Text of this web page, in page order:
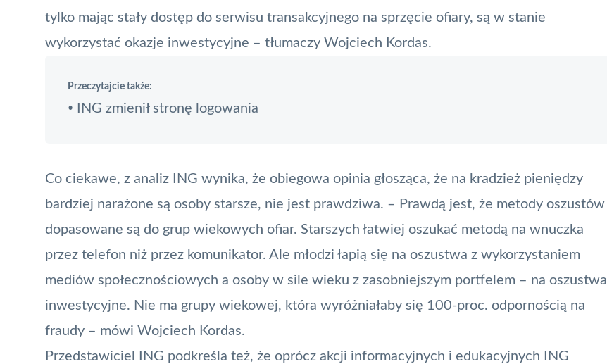
tylko mając stały dostęp do serwisu transakcyjnego na sprzęcie ofiary, są w stanie
wykorzystać okazje inwestycyjne – tłumaczy Wojciech Kordas.
Przeczytajcie także:
• ING zmienił stronę logowania
Co ciekawe, z analiz ING wynika, że obiegowa opinia głosząca, że na kradzież pieniędzy
bardziej narażone są osoby starsze, nie jest prawdziwa. – Prawdą jest, że metody oszustów
dopasowane są do grup wiekowych ofiar. Starszych łatwiej oszukać metodą na wnuczka
przez telefon niż przez komunikator. Ale młodzi łapią się na oszustwa z wykorzystaniem
mediów społecznościowych a osoby w sile wieku z zasobniejszym portfelem – na oszustwa
inwestycyjne. Nie ma grupy wiekowej, która wyróżniałaby się 100-proc. odpornością na
fraudy – mówi Wojciech Kordas.
Przedstawiciel ING podkreśla też, że oprócz akcji informacyjnych i edukacyjnych ING